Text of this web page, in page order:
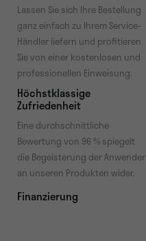
Lassen Sie sich Ihre Bestellung
ganz einfach zu Ihrem Service-
Händler liefern und profitieren
Sie von einer kostenlosen und
professionellen Einweisung.
Höchstklassige
Zufriedenheit
Eine durchschnittliche
Bewertung von 96 % spiegelt
die Begeisterung der Anwender
an unseren Produkten wider.
Finanzierung